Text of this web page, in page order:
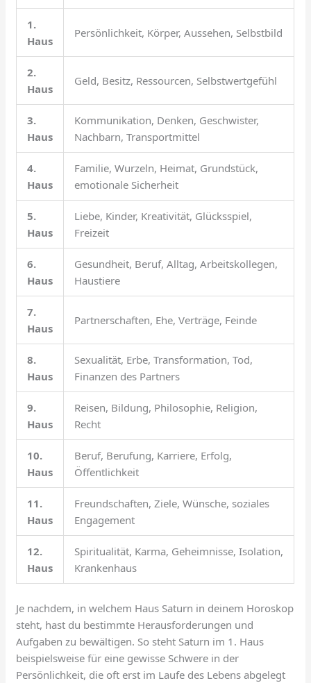
1.
Haus
Persönlichkeit, Körper, Aussehen, Selbstbild
2.
Haus
Geld, Besitz, Ressourcen, Selbstwertgefühl
3.
Haus
Kommunikation, Denken, Geschwister,
Nachbarn, Transportmittel
4.
Haus
Familie, Wurzeln, Heimat, Grundstück,
emotionale Sicherheit
5.
Haus
Liebe, Kinder, Kreativität, Glücksspiel,
Freizeit
6.
Haus
Gesundheit, Beruf, Alltag, Arbeitskollegen,
Haustiere
7.
Haus
Partnerschaften, Ehe, Verträge, Feinde
8.
Haus
Sexualität, Erbe, Transformation, Tod,
Finanzen des Partners
9.
Haus
Reisen, Bildung, Philosophie, Religion,
Recht
10.
Haus
Beruf, Berufung, Karriere, Erfolg,
Öffentlichkeit
11.
Haus
Freundschaften, Ziele, Wünsche, soziales
Engagement
12.
Haus
Spiritualität, Karma, Geheimnisse, Isolation,
Krankenhaus
Je nachdem, in welchem Haus Saturn in deinem Horoskop
steht, hast du bestimmte Herausforderungen und
Aufgaben zu bewältigen. So steht Saturn im 1. Haus
beispielsweise für eine gewisse Schwere in der
Persönlichkeit, die oft erst im Laufe des Lebens abgelegt